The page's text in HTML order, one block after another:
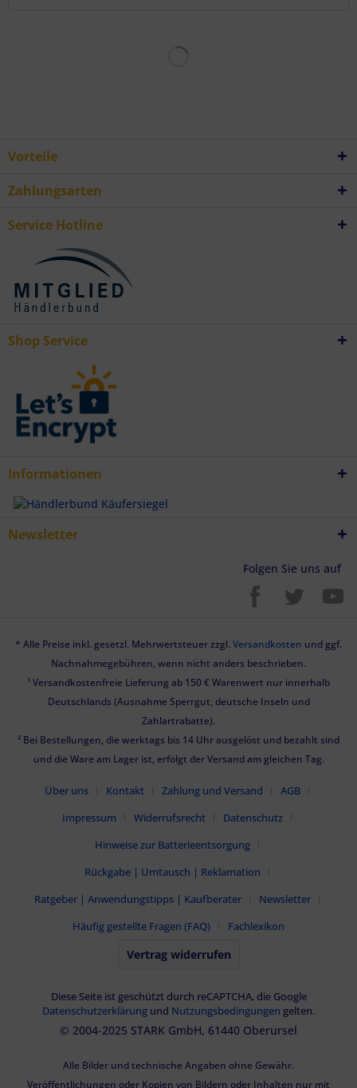
Vorteile
Zahlungsarten
Service Hotline
Shop Service
Informationen
Newsletter
Folgen Sie uns auf
* Alle Preise inkl. gesetzl. Mehrwertsteuer zzgl. Versandkosten und ggf.
Nachnahmegebühren, wenn nicht anders beschrieben.
¹ Versandkostenfreie Lieferung ab 150 € Warenwert nur innerhalb
Deutschlands (Ausnahme Sperrgut, deutsche Inseln und
Zahlartrabatte).
² Bei Bestellungen, die werktags bis 14 Uhr ausgelöst und bezahlt sind
und die Ware am Lager ist, erfolgt der Versand am gleichen Tag.
Über uns Kontakt Zahlung und Versand
AGB
Impressum
Widerrufsrecht
Datenschutz
Hinweise zur Batterieentsorgung
Rückgabe | Umtausch | Reklamation
Ratgeber | Anwendungstipps | Kaufberater
Newsletter
Häufig gestellte Fragen (FAQ)
Fachlexikon
Vertrag widerrufen
Diese Seite ist geschützt durch reCAPTCHA, die Google
Datenschutzerklärung und Nutzungsbedingungen gelten.
© 2004-2025 STARK GmbH, 61440 Oberursel
Alle Bilder und technische Angaben ohne Gewähr.
Veröffentlichungen oder Kopien von Bildern oder Inhalten nur mit